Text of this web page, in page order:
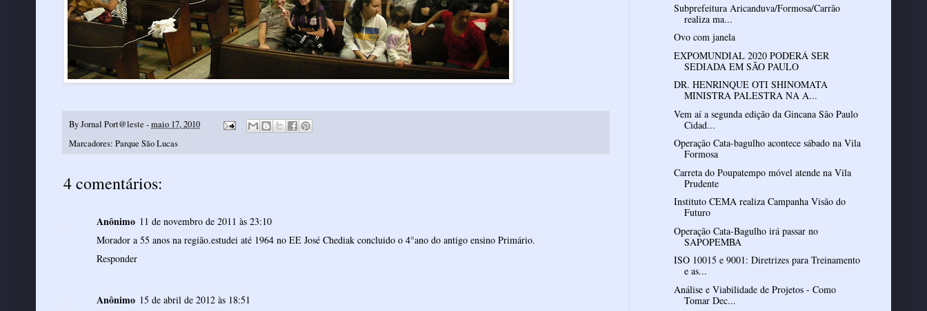
ByJornal Port@leste -maio 17, 2010
Marcadores: Parque São Lucas
4 comentários:
Anônimo 11 de novembro de 2011 às 23:10
Morador a 55 anos na região.estudei até 1964 no EE José Chediak concluido o 4°ano do antigo ensino Primário.
Responder
Anônimo 15 de abril de 2012 às 18:51
Subprefeitura Aricanduva/Formosa/Carrão
realiza ma...
Ovo com janela
EXPOMUNDIAL 2020 PODERÁ SER
SEDIADA EM SÃO PAULO
DR. HENRINQUE OTI SHINOMATA
MINISTRA PALESTRA NA A...
Vem aí a segunda edição da Gincana São Paulo
Cidad...
Operação Cata-bagulho acontece sábado na Vila
Formosa
Carreta do Poupatempo móvel atende na Vila
Prudente
Instituto CEMA realiza Campanha Visão do
Futuro
Operação Cata-Bagulho irá passar no
SAPOPEMBA
ISO 10015 e 9001: Diretrizes para Treinamento
e as...
Análise e Viabilidade de Projetos - Como
Tomar Dec...